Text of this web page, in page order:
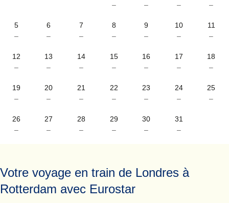
–
–
–
–
5
–
6
–
7
–
8
–
9
–
10
–
11
–
12
–
13
–
14
–
15
–
16
–
17
–
18
–
19
–
20
–
21
–
22
–
23
–
24
–
25
–
26
–
27
–
28
–
29
–
30
–
31
–
Votre voyage en train de Londres à
Rotterdam avec Eurostar